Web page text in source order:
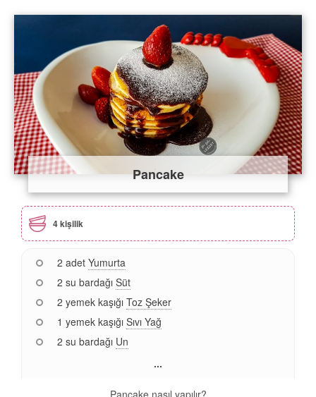
Pancake
4 kişilik
2 adet Yumurta
2 su bardağı Süt
2 yemek kaşığı Toz Şeker
1 yemek kaşığı Sıvı Yağ
2 su bardağı Un
...
Pancake nasıl yapılır?